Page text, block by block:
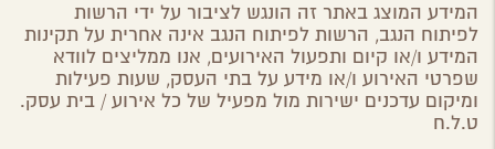
המידע המוצג באתר זה הונגש לציבור על ידי הרשות
לפיתוח הנגב, הרשות לפיתוח הנגב אינה אחרית על תקינות
המידע ו/או קיום ותפעול האירועים, אנו ממליצים לוודא
שפרטי האירוע ו/או מידע על בתי העסק, שעות פעילות
ומיקום עדכנים ישירות מול מפעיל של כל אירוע / בית עסק.
ט.ל.ח